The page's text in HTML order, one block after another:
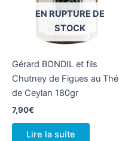
EN RUPTURE DE
STOCK
Gérard BONDIL et fils
Chutney de Figues au Thé
de Ceylan 180gr
7,90€
Lire la suite